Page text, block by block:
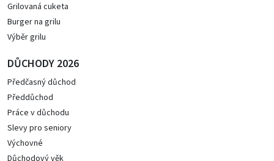
Grilovaná cuketa
Burger na grilu
Výběr grilu
DŮCHODY 2026
Předčasný důchod
Předdůchod
Práce v důchodu
Slevy pro seniory
Výchovné
Důchodový věk